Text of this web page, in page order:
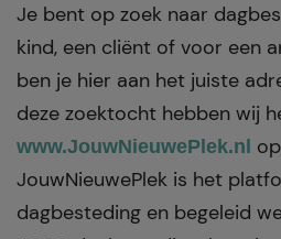
Je bent op zoek naar
kind, een cliënt of voor een
ben je hier aan het juiste
deze zoektocht hebben wij
www.JouwNieuwePlek.nl
JouwNieuwePlek is het
dagbesteding en begeleid